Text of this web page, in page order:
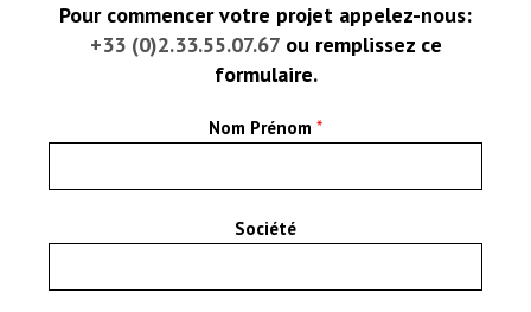
Pour commencer votre projet appelez-nous:
+33 (0)2.33.55.07.67ou remplissez ce
formulaire.
Nom Prénom *
Société